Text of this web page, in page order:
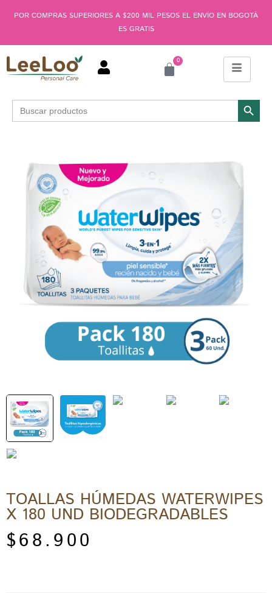
POR COMPRAS SUPERIORES A $200 MIL PESOS EL ENVÍO EN BOGOTÁ
ES GRATIS
0
Buscar: Botón de
TOALLAS HÚMEDAS WATERWIPES
X 180 UND BIODEGRADABLES
$68.900